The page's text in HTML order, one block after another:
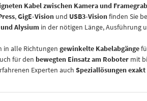
Kabel zwischen Kamera und
,GigE-Visionund USB3-Visionfinden Sie
Alysium in der nötigen Länge, Ausführung
in alle Richtungen gewinkelte Kabelabgänge
für den bewegten Einsatz am Roboter mit
Experten auch Speziallösungen